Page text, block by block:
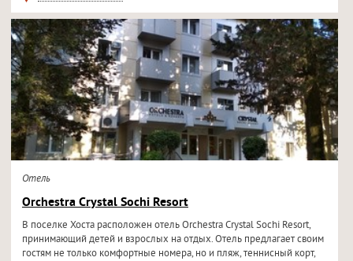
Отель
Orchestra Crystal Sochi Resort
В поселке Хоста расположен отель Orchestra Crystal Sochi Resort,
принимающий детей и взрослых на отдых. Отель предлагает своим
гостям не только комфортные номера, но и пляж, теннисный корт,